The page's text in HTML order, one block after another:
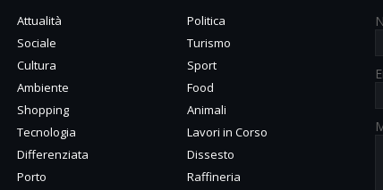
Attualità
Politica
Sociale
Turismo
Cultura
Sport
Ambiente
Food
Shopping
Animali
Tecnologia
Lavori in Corso
Differenziata
Dissesto
Porto
Raffineria